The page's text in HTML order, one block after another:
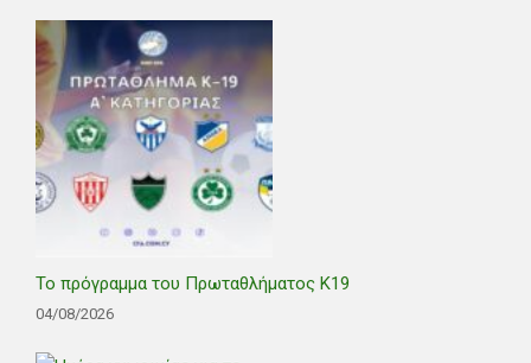
Το πρόγραμμα του Πρωταθλήματος Κ19
04/08/2026